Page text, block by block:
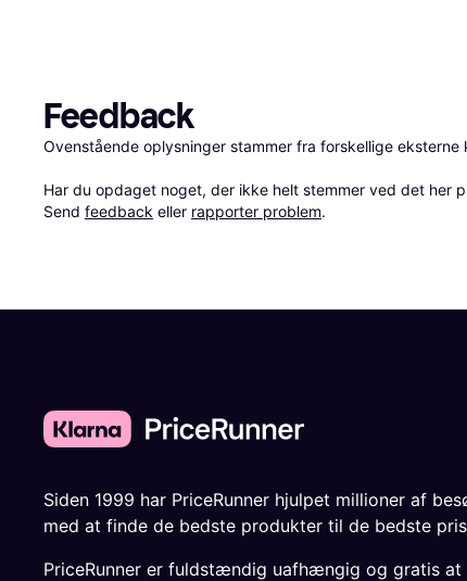
Feedback
Ovenstående oplysninger stammer fra forskellige
Har du opdaget noget, der ikke helt stemmer ved det her
Send feedback eller rapporter problem.
Siden 1999 har PriceRunner hjulpet millioner af
med at finde de bedste produkter til de bedste
PriceRunner er fuldstændig uafhængig og gratis at